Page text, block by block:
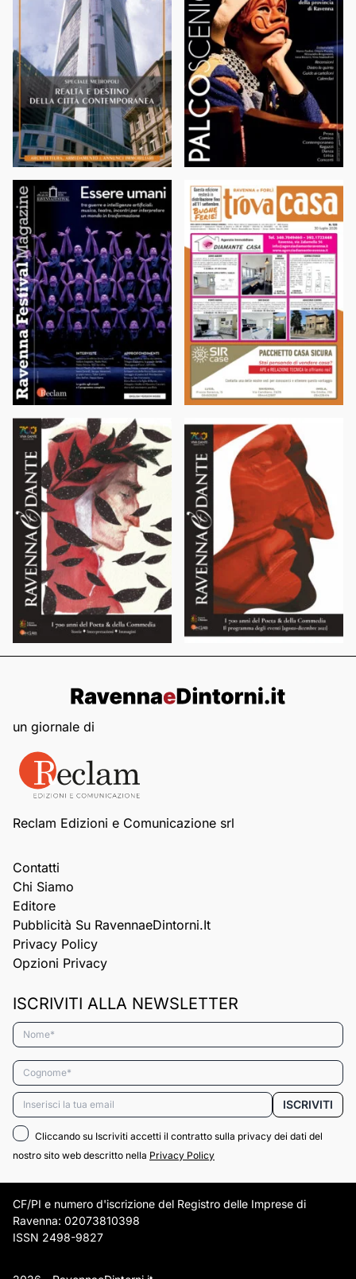
un giornale di
Reclam Edizioni e Comunicazione srl
Contatti
Chi Siamo
Editore
Pubblicità Su RavennaeDintorni.it
Privacy Policy
Opzioni Privacy
ISCRIVITI ALLA NEWSLETTER
Nome*
Cognome*
Email* ISCRIVITI
Cliccando su Iscriviti accetti il contratto sulla privacy dei dati del
nostro sito web descritto nella Privacy Policy
CF/PI e numero d'iscrizione del Registro delle Imprese di
Ravenna: 02073810398
ISSN 2498-9827